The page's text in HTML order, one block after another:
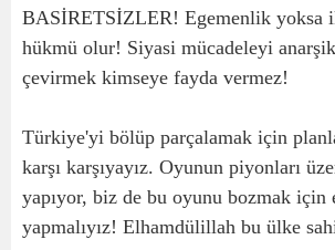
BASİRETSİZLER! Egemenlik yoksa
hükmü olur! Siyasi mücadeleyi
çevirmek kimseye fayda vermez!
Türkiye'yi bölüp parçalamak için
karşı karşıyayız. Oyunun piyonları
yapıyor, biz de bu oyunu bozmak için
yapmalıyız! Elhamdülillah bu ülke